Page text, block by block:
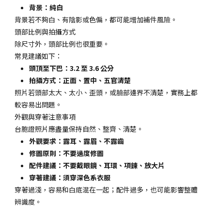
背景：純白
背景若不夠白、有陰影或色偏，都可能增加補件風險。
頭部比例與拍攝方式
除尺寸外，頭部比例也很重要。
常見建議如下：
頭頂至下巴：3.2 至 3.6 公分
拍攝方式：正面、置中、五官清楚
照片若頭部太大、太小、歪頭，或臉部邊界不清楚，實務上都
較容易出問題。
外觀與穿著注意事項
台胞證照片應盡量保持自然、整齊、清楚。
外觀要求：露耳、露眉、不露齒
修圖原則：不要過度修圖
配件建議：不要戴眼鏡、耳環、項鍊、放大片
穿著建議：須穿深色系衣服
穿著過淺，容易和白底混在一起；配件過多，也可能影響整體
辨識度。